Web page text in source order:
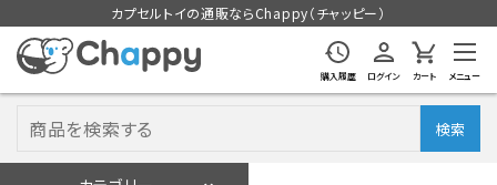
カプセルトイの通販ならChappy（チャッピー）
購入履歴 ログイン カート メニュー
検索